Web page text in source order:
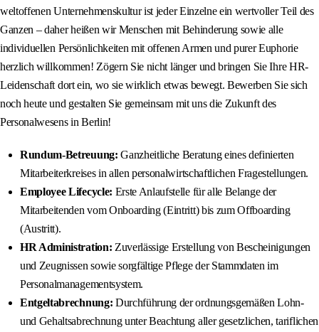
weltoffenen Unternehmenskultur ist jeder Einzelne ein wertvoller Teil des
Ganzen – daher heißen wir Menschen mit Behinderung sowie alle
individuellen Persönlichkeiten mit offenen Armen und purer Euphorie
herzlich willkommen! Zögern Sie nicht länger und bringen Sie Ihre HR-
Leidenschaft dort ein, wo sie wirklich etwas bewegt. Bewerben Sie sich
noch heute und gestalten Sie gemeinsam mit uns die Zukunft des
Personalwesens in Berlin!
Rundum-Betreuung: Ganzheitliche Beratung eines definierten
Mitarbeiterkreises in allen personalwirtschaftlichen Fragestellungen.
Employee Lifecycle: Erste Anlaufstelle für alle Belange der
Mitarbeitenden vom Onboarding (Eintritt) bis zum Offboarding
(Austritt).
HR Administration: Zuverlässige Erstellung von Bescheinigungen
und Zeugnissen sowie sorgfältige Pflege der Stammdaten im
Personalmanagementsystem.
Entgeltabrechnung: Durchführung der ordnungsgemäßen Lohn-
und Gehaltsabrechnung unter Beachtung aller gesetzlichen, tariflichen